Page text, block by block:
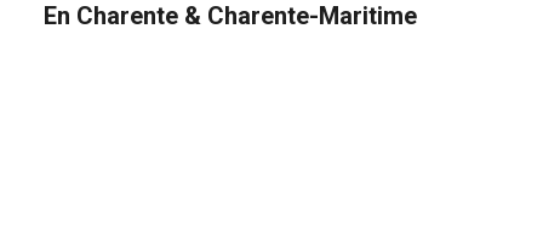
En Charente & Charente-Maritime